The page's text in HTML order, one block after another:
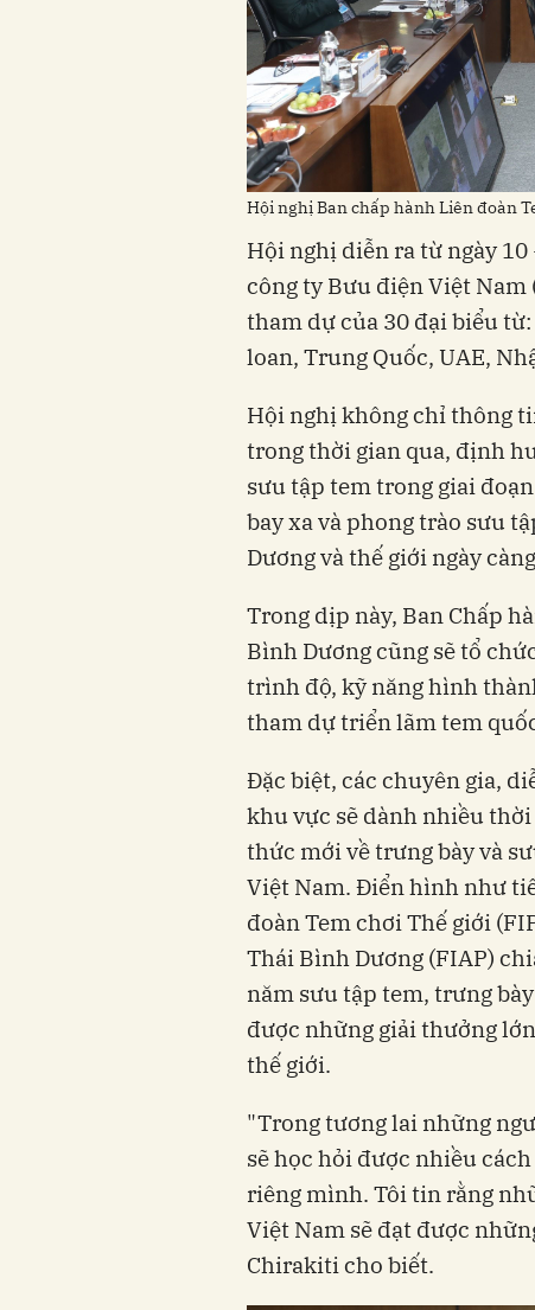
Hội nghị Ban chấp hành Liên đoàn
Hội nghị diễn ra từ ngày
công ty Bưu điện Việt Nam
tham dự của 30 đại biểu
loan, Trung Quốc, UAE,
Hội nghị không chỉ thông
trong thời gian qua, định
sưu tập tem trong giai
bay xa và phong trào sưu
Dương và thế giới ngày
Trong dịp này, Ban Chấp
Bình Dương cũng sẽ tổ
trình độ, kỹ năng hình
tham dự triển lãm tem
Đặc biệt, các chuyên gia,
khu vực sẽ dành nhiều
thức mới về trưng bày và
Việt Nam. Điển hình như
đoàn Tem chơi Thế giới
Thái Bình Dương (FIAP)
năm sưu tập tem, trưng
được những giải thưởng
thế giới.
"Trong tương lai những
sẽ học hỏi được nhiều
riêng mình. Tôi tin rằng
Việt Nam sẽ đạt được
Chirakiti cho biết.